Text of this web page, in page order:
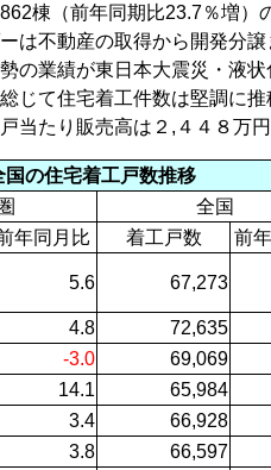
棟（前年同期比23.7％増
は不動産の取得から開発分
の業績が東日本大震災・液
じて住宅着工件数は堅調に
当たり販売高は２,４４８万
国の住宅着工戸数推移
全国
年同月比 着工戸数
前
5.6 67,273
4.8
72,635
-3.0
69,069
14.1
65,984
3.4
66,928
3.8
66,597